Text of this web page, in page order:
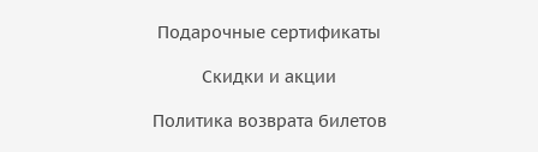
Подарочные сертификаты
Скидки и акции
Политика возврата билетов